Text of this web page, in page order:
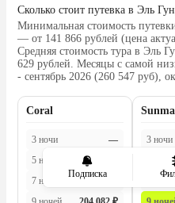
Подписка
Сколько стоит путевка в Эль
Минимальная стоимость
— от 141 866 рублей (цена
Средняя стоимость тура в Эль
629 рублей. Месяцы с самой
- сентябрь 2026 (260 547 руб),
Coral
3 ночи
—
5 ночей
7 ночей
3 ночи
5